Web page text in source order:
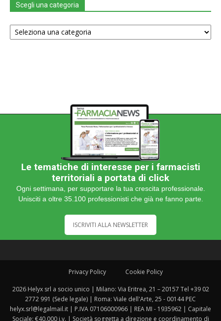
Scegli una categoria
Scegli
una
Le tematiche di interesse per i farmacisti
territoriali a portata di click
Ogni settimana, per supportare la tua crescita professionale.
Unisciti a oltre 35.100 professionisti che già ne fanno parte.
ISCRIVITI ALLA NEWSLETTER
Privacy Policy Cookie Policy
2026 Helyx srl a socio unico | Milano: Via Eritrea, 21 – 20157 Tel +39 02
2772 991 (Sede legale) | Roma: Viale dell'Arte, 25 - 00144 PEC
helyx.srl@legalmail.it | P.IVA 07106000966 | REA MI - 1935962 | Capitale
Sociale: €40.000 i.v. | Società soggetta a direzione e coordinamento di